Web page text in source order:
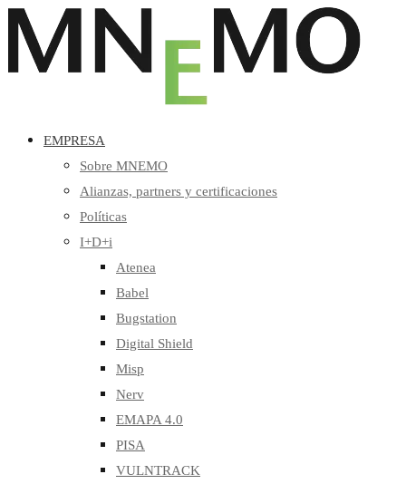
EMPRESA
Sobre MNEMO
Alianzas, partners y certificaciones
Políticas
I+D+i
Atenea
Babel
Bugstation
Digital Shield
Misp
Nerv
EMAPA 4.0
PISA
VULNTRACK